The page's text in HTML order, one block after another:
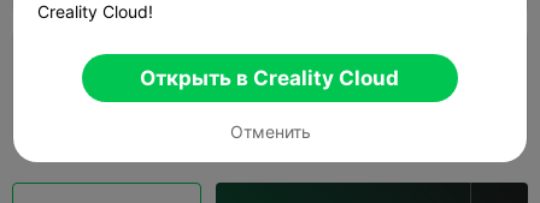
Слой 0,2 мм, 2 стенки, заполнение 15%
 2d 05h  3 plates  334.64g
Creality Cloud!
Открыть в Creality Cloud
Отменить